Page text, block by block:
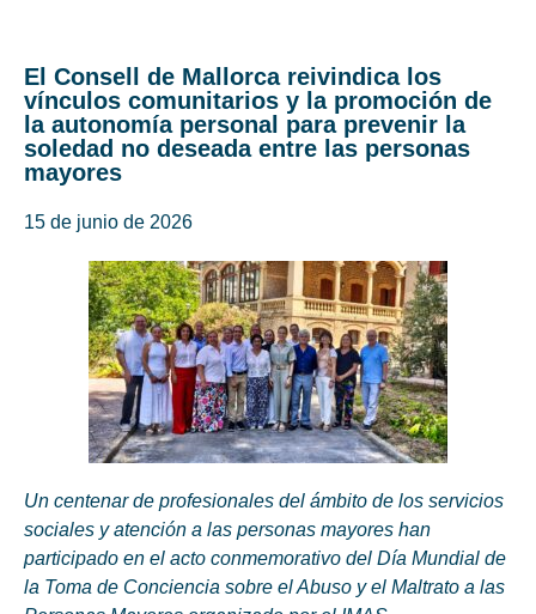
El Consell de Mallorca reivindica los
vínculos comunitarios y la promoción de
la autonomía personal para prevenir la
soledad no deseada entre las personas
mayores
15 de junio de 2026
Un centenar de profesionales del ámbito de los servicios
sociales y atención a las personas mayores han
participado en el acto conmemorativo del Día Mundial de
la Toma de Conciencia sobre el Abuso y el Maltrato a las